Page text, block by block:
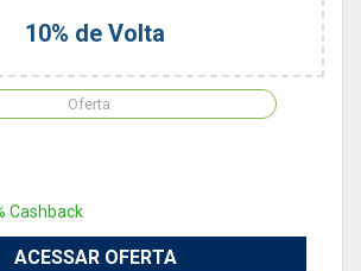
10% de Volta
Oferta
Cashback
ACESSAR OFERTA